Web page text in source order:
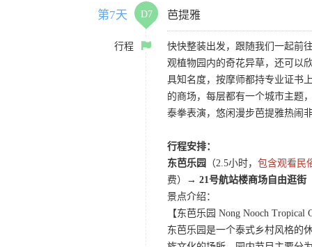
第7天 D7 芭提雅
行程
快快整装出发，跟随我们一起前
观植物园内的奇花异草，还可以
具知名度，按摩师都持专业证书
的商场，每层都有一个城市主题
泰拳表演，悠闲漫步芭提雅热闹
行程安排：
东芭乐园
（2.5小时， 包含观看民
费）→ 21号航站楼商场自由逛街
景点介绍：
【东芭乐园 Nong Nooch Tropical
东芭乐园是一个泰式乡村风格的